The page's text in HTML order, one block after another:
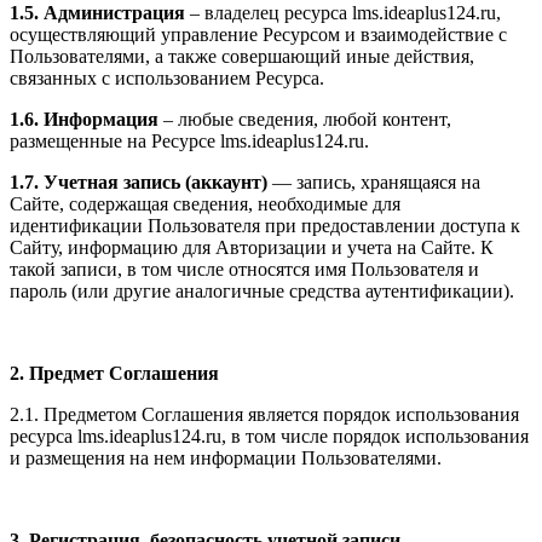
1.5. Администрация – владелец ресурса lms.ideaplus124.ru,
осуществляющий управление Ресурсом и взаимодействие с
Пользователями, а также совершающий иные действия,
связанных с использованием Ресурса.
1.6. Информация – любые сведения, любой контент,
размещенные на Ресурсе lms.ideaplus124.ru.
1.7. Учетная запись (аккаунт) — запись, хранящаяся на
Сайте, содержащая сведения, необходимые для
идентификации Пользователя при предоставлении доступа к
Сайту, информацию для Авторизации и учета на Сайте. К
такой записи, в том числе относятся имя Пользователя и
пароль (или другие аналогичные средства аутентификации).
2. Предмет Соглашения
2.1. Предметом Соглашения является порядок использования
ресурса lms.ideaplus124.ru, в том числе порядок использования
и размещения на нем информации Пользователями.